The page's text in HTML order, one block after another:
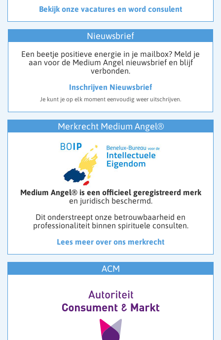
Bekijk onze vacatures en word consulent
Nieuwsbrief
Een beetje positieve energie in je mailbox? Meld je
aan voor de Medium Angel nieuwsbrief en blijf
verbonden.
Inschrijven Nieuwsbrief
Je kunt je op elk moment eenvoudig weer uitschrijven.
Merkrecht Medium Angel®
Medium Angel® is een officieel geregistreerd merk
en juridisch beschermd.
Dit onderstreept onze betrouwbaarheid en
professionaliteit binnen spirituele consulten.
Lees meer over ons merkrecht
ACM